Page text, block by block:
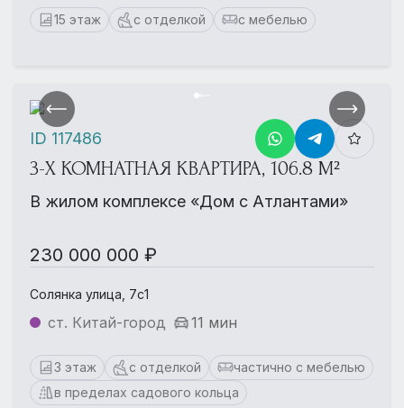
15 этаж с отделкой с мебелью
3-Х КОМНАТНАЯ КВАРТИРА, 106.8 М²
В жилом комплексе «Дом с Атлантами»
230 000 000 ₽
Солянка улица, 7с1
ст. Китай-город 11 мин
3 этаж с отделкой
частично с мебелью
в пределах садового кольца
ID 117486